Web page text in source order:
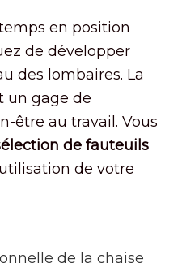
en position
de développer
des lombaires. La
un gage de
être au travail. Vous
de fauteuils
de votre
de la chaise